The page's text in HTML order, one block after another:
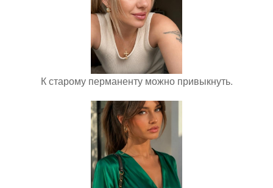
К старому перманенту можно привыкнуть.